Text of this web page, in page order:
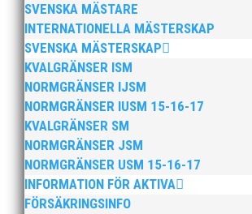
SVENSKA MÄSTARE
INTERNATIONELLA MÄSTERSKAP
SVENSKA MÄSTERSKAP
KVALGRÄNSER ISM
NORMGRÄNSER IJSM
NORMGRÄNSER IUSM 15-16-17
KVALGRÄNSER SM
NORMGRÄNSER JSM
NORMGRÄNSER USM 15-16-17
INFORMATION FÖR AKTIVA
FÖRSÄKRINGSINFO
Anders Hallström, 55, blir ny
hockeyn i Trelleborg och
Efter att årsmötet avslutats
möjliggjorde och generöst